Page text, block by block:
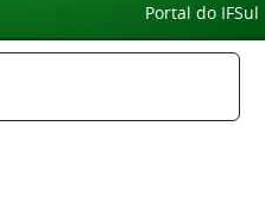
Portal do IFSul